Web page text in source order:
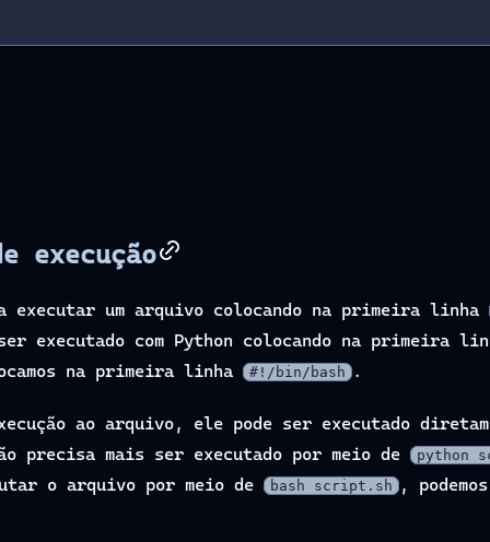
execução
executar um arquivo colocando na primeira linha
executado com Python colocando na primeira
na primeira linha
#!/bin/bash .
ao arquivo, ele pode ser executado
precisa mais ser executado por meio de
python
o arquivo por meio de bash script.sh ,